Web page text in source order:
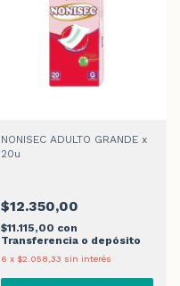
NONISEC ADULTO GRANDE x
20u
$12.350,00
$11.115,00 con
Transferencia o depósito
6 x $2.058,33 sin interés